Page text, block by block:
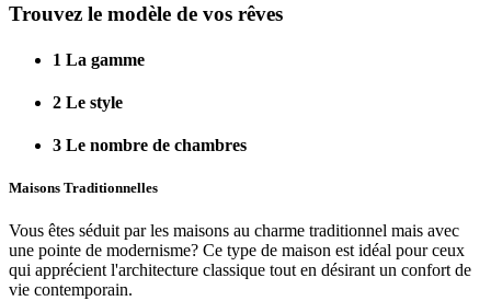
Trouvez le modèle de vos rêves
1 La gamme
2 Le style
3 Le nombre de chambres
Maisons Traditionnelles
Vous êtes séduit par les maisons au charme traditionnel mais avec
une pointe de modernisme? Ce type de maison est idéal pour ceux
qui apprécient l'architecture classique tout en désirant un confort de
vie contemporain.